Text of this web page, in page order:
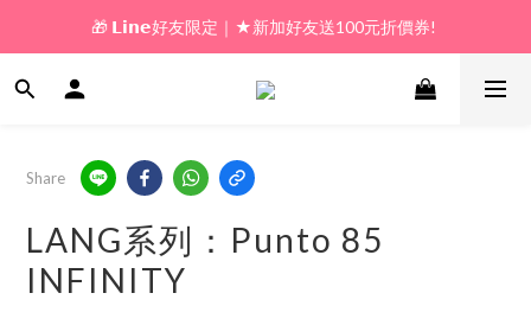
🎁 新好友購物金｜★加入新會員領券送100元!
🎁 𝗟𝗶𝗻𝗲好友限定｜★新加好友送100元折價券!
🎁 新好友購物金｜★加入新會員領券送100元!
Share
LANG系列：Punto 85
INFINITY